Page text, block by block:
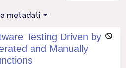
metadati
Testing Driven by
and Manually